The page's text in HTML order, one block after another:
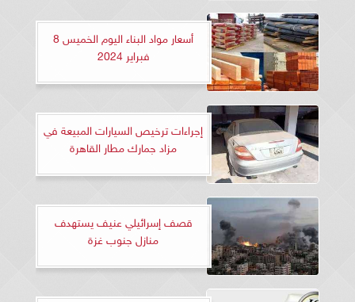
أسعار مواد البناء اليوم الخميس 8
فبراير 2024
إجراءات ترخيص السيارات المبيعة في
مزاد جمارك مطار القاهرة
قصف إسرائيلي عنيف يستهدف
منازل جنوب غزة